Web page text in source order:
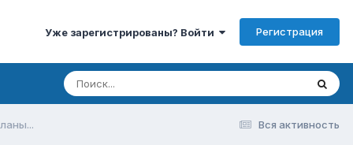
Уже зарегистрированы? Войти Регистрация
Вся активность